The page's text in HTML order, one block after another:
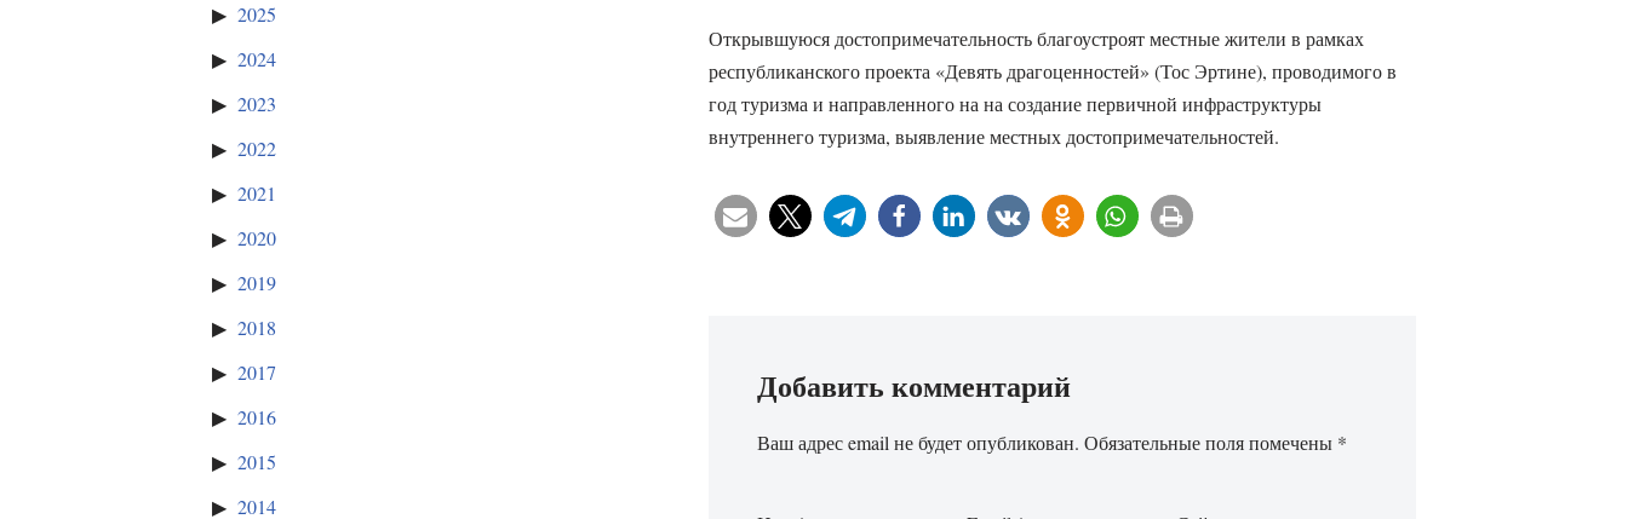
2025
2024
2023
2022
2021
2020
2019
2018
2017
2016
2015
2014
Открывшуюся достопримечательность благоустроят местные жители в рамках
республиканского проекта «Девять драгоценностей» (Тос Эртине), проводимого в
год туризма и направленного на на создание первичной инфраструктуры
внутреннего туризма, выявление местных достопримечательностей.
Добавить комментарий
Ваш адрес email не будет опубликован. Обязательные поля помечены *